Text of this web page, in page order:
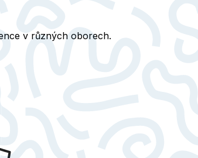
v různých oborech.